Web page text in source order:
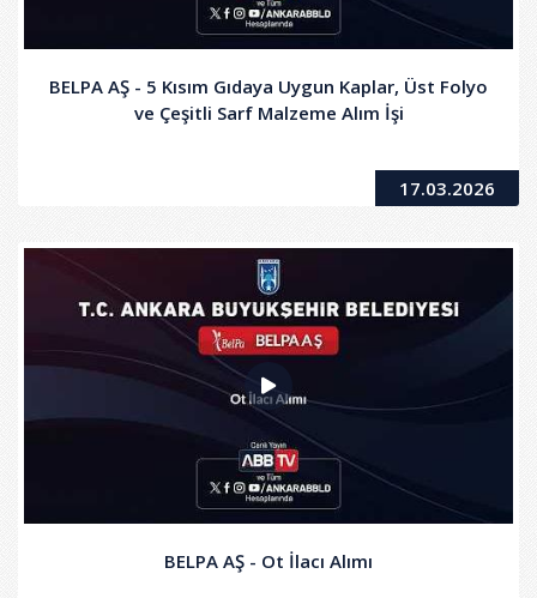
BELPA AŞ - 5 Kısım Gıdaya Uygun Kaplar, Üst Folyo
ve Çeşitli Sarf Malzeme Alım İşi
17.03.2026
BELPA AŞ - Ot İlacı Alımı